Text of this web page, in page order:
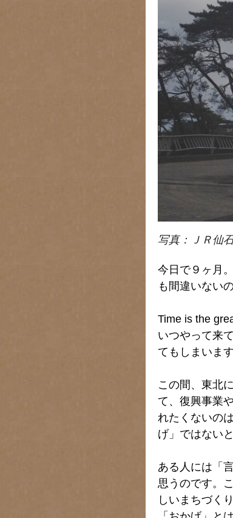
写真：ＪＲ仙
今日で９ヶ月
も間違いない
Time is the
いつやって来
てもしまいます
この間、東北
て、復興事業
れたくないの
げ」ではない
ある人には「
思うのです。
しいまちづく